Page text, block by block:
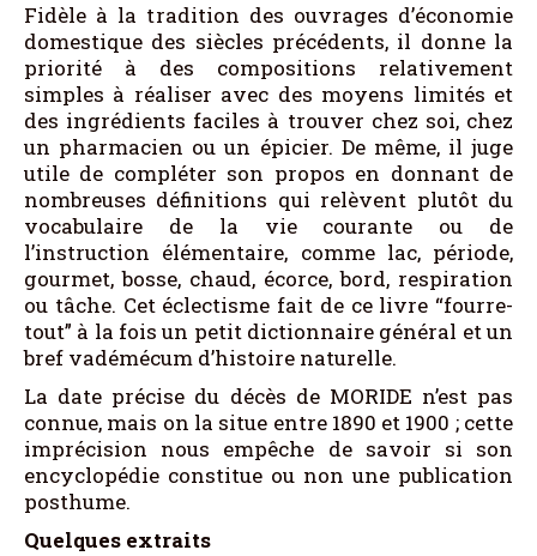
Fidèle à la tradition des ouvrages d’économie
domestique des siècles précédents, il donne la
priorité à des compositions relativement
simples à réaliser avec des moyens limités et
des ingrédients faciles à trouver chez soi, chez
un pharmacien ou un épicier. De même, il juge
utile de compléter son propos en donnant de
nombreuses définitions qui relèvent plutôt du
vocabulaire de la vie courante ou de
l’instruction élémentaire, comme lac, période,
gourmet, bosse, chaud, écorce, bord, respiration
ou tâche. Cet éclectisme fait de ce livre “fourre-
tout” à la fois un petit dictionnaire général et un
bref vadémécum d’histoire naturelle.
La date précise du décès de MORIDE n’est pas
connue, mais on la situe entre 1890 et 1900 ; cette
imprécision nous empêche de savoir si son
encyclopédie constitue ou non une publication
posthume.
Quelques extraits